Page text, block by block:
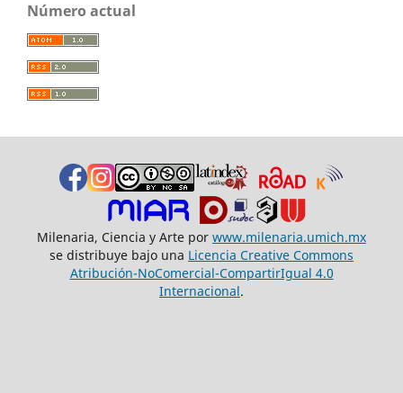
Número actual
Milenaria, Ciencia y Arte por www.milenaria.umich.mx
se distribuye bajo una Licencia Creative Commons
Atribución-NoComercial-CompartirIgual 4.0
Internacional.